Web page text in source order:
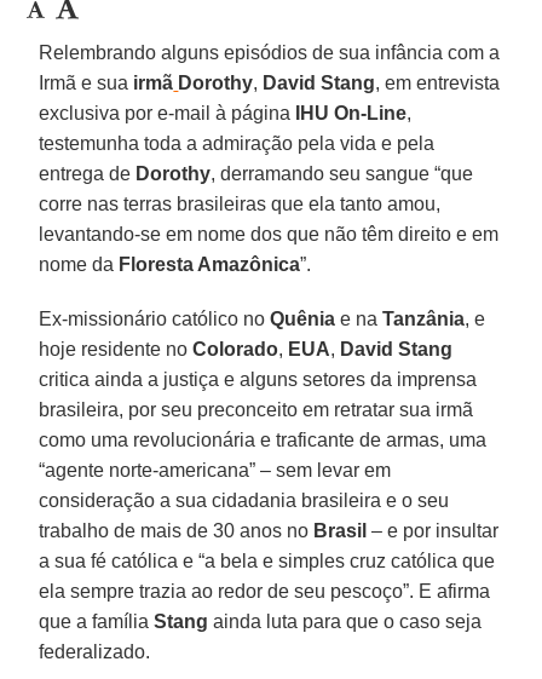
Relembrando alguns episódios de sua infância com a
Irmã e sua irmã Dorothy, David Stang, em entrevista
exclusiva por e-mail à página
IHU On-Line,
testemunha toda a admiração pela vida e pela
entrega de Dorothy, derramando seu sangue “que
corre nas terras brasileiras que ela tanto amou,
levantando-se em nome dos que não têm direito e em
nome da Floresta Amazônica”.
Ex-missionário católico noQuênia e naTanzânia, e
hoje residente noColorado, EUA, David Stang
critica ainda a justiça e alguns setores da imprensa
brasileira, por seu preconceito em retratar sua irmã
como uma revolucionária e traficante de armas, uma
“agente norte-americana” – sem levar em
consideração a sua cidadania brasileira e o seu
trabalho de mais de 30 anos no Brasil – e por insultar
a sua fé católica e “a bela e simples cruz católica que
ela sempre trazia ao redor de seu pescoço”. E afirma
que a famíliaStang ainda luta para que o caso seja
federalizado.